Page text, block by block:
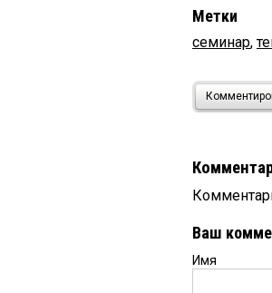
Метки
семинар,
Ваш
Имя